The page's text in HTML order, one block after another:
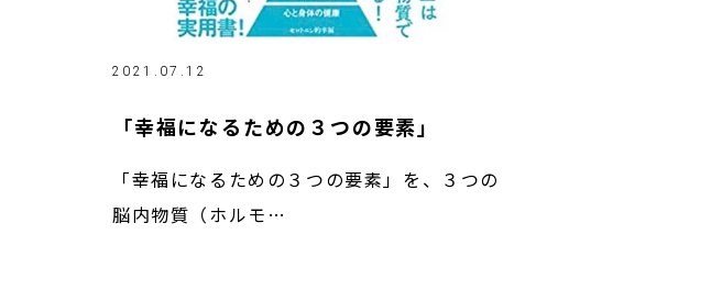
2021.07.12
「幸福になるための３つの要素」
「幸福になるための３つの要素」を、３つの
脳内物質（ホルモ…